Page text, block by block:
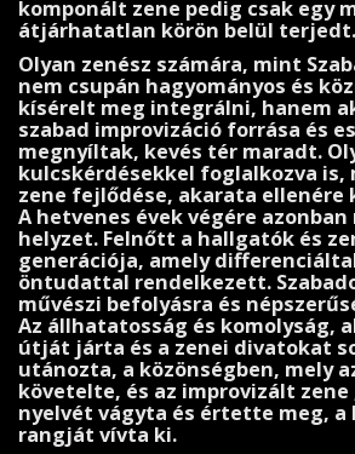
komponált zene pedig csak egy
átjárhatatlan körön belül terjedt.
Olyan zenész számára, mint
nem csupán hagyományos és
kísérelt meg integrálni, hanem
szabad improvizáció forrása és
megnyíltak, kevés tér maradt.
kulcskérdések­kel foglalkozva is,
zene fejlődése, akarata ellenére
A hetvenes évek végére
helyzet. Felnőtt a hallgatók és
generációja, amely
öntudattal rendelkezett.
művészi befolyásra és
Az állhatatosság és komolyság,
útját járta és a zenei divatokat
utánozta, a közönségben, mely
követel­te, és az improvizált zene
nyelvét vágyta és értet­te meg,
rangját vívta ki.